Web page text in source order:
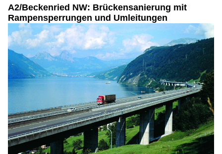
A2/Beckenried NW: Brückensanierung mit
Rampensperrungen und Umleitungen